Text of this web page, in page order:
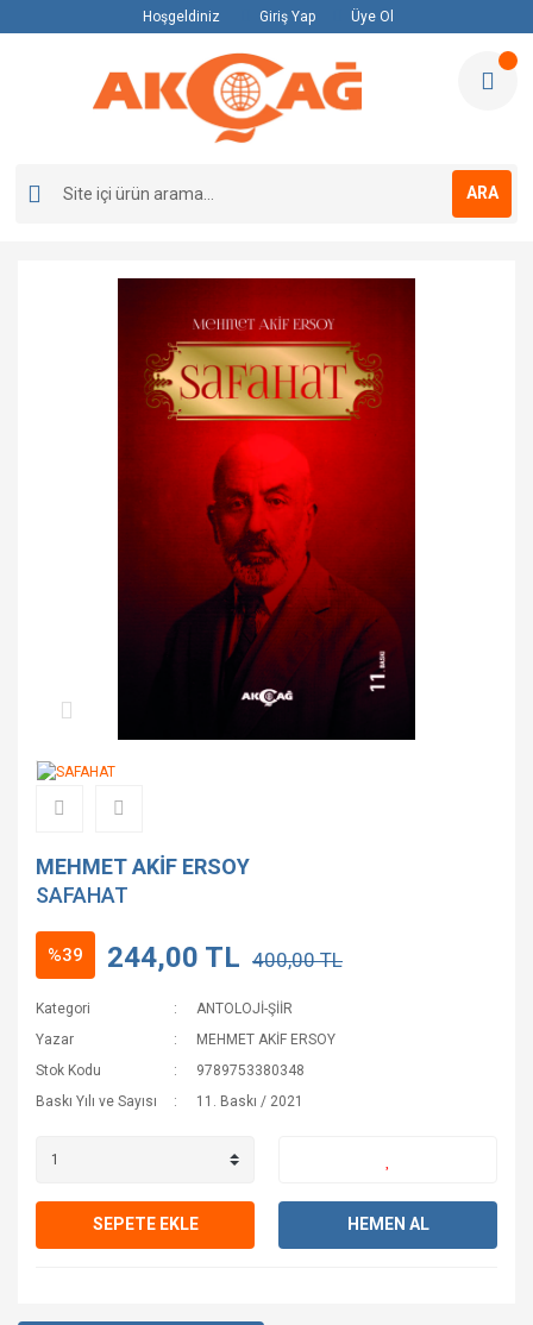
Hoşgeldiniz Giriş Yap Üye Ol
ARA
MEHMET AKİF ERSOY
SAFAHAT
%39 244,00 TL 400,00 TL
Kategori
ANTOLOJİ-ŞİİR
Yazar
MEHMET AKİF ERSOY
Stok Kodu
9789753380348
Baskı Yılı ve Sayısı
11. Baskı / 2021
SEPETE EKLE HEMEN AL